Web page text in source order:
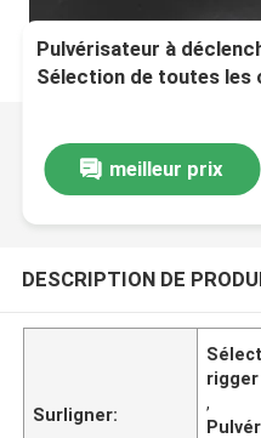
Pulvérisateur à
Sélection de toutes les
meilleur prix
DESCRIPTION DE
Surligner:
rigger
,